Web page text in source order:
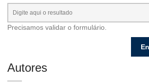
Precisamos validar o formulário.
Autores